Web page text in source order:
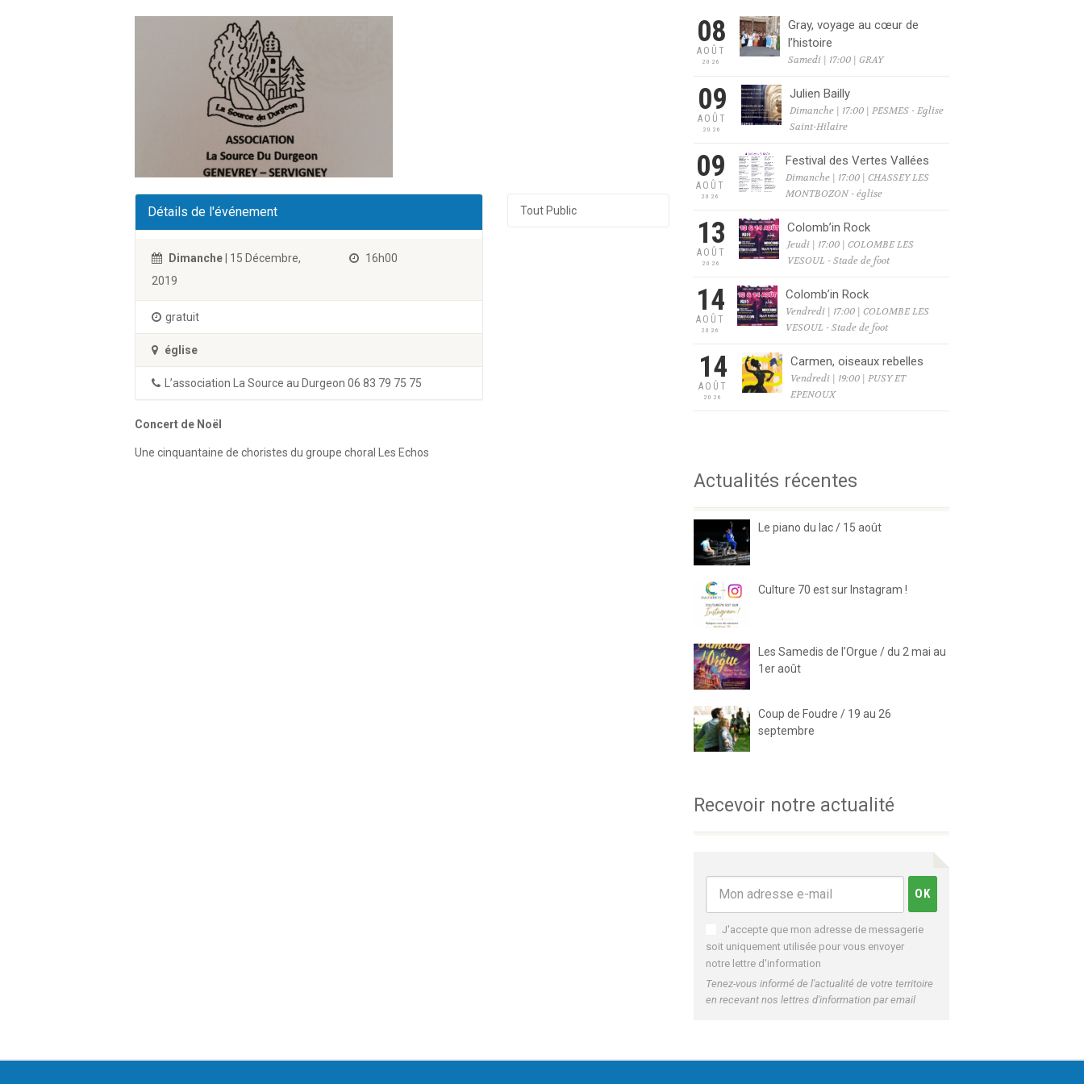
Détails de l'événement
Dimanche | 15 Décembre,
2019
16h00
gratuit
église
L’association La Source au Durgeon 06 83 79 75 75
Tout Public
Concert de Noël
Une cinquantaine de choristes du groupe choral Les Echos
08
AOÛT
2026
Gray, voyage au cœur de
l’histoire
Samedi | 17:00 | GRAY
09
AOÛT
2026
Julien Bailly
Dimanche | 17:00 | PESMES - Eglise
Saint-Hilaire
09
AOÛT
2026
Festival des Vertes Vallées
Dimanche | 17:00 | CHASSEY LES
MONTBOZON - église
13
AOÛT
2026
Colomb’in Rock
Jeudi | 17:00 | COLOMBE LES
VESOUL - Stade de foot
14
AOÛT
2026
Colomb’in Rock
Vendredi | 17:00 | COLOMBE LES
VESOUL - Stade de foot
14
AOÛT
2026
Carmen, oiseaux rebelles
Vendredi | 19:00 | PUSY ET
EPENOUX
Actualités récentes
Le piano du lac / 15 août
Culture 70 est sur Instagram !
Les Samedis de l’Orgue / du 2 mai au
1er août
Coup de Foudre / 19 au 26
septembre
Recevoir notre actualité
J'accepte que mon adresse de messagerie
soit uniquement utilisée pour vous envoyer
notre lettre d'information
Tenez-vous informé de l'actualité de votre territoire
en recevant nos lettres d'information par email